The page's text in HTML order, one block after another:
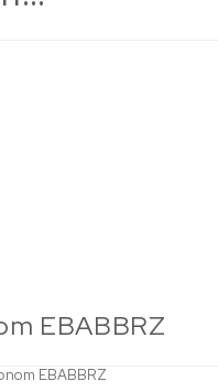
EBABBRZ
EBABBRZ